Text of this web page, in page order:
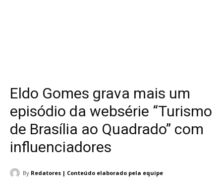
Eldo Gomes grava mais um
episódio da websérie “Turismo
de Brasília ao Quadrado” com
influenciadores
By Redatores | Conteúdo elaborado pela equipe